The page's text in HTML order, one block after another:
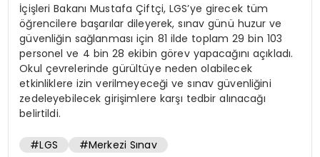
İçişleri Bakanı Mustafa Çiftçi, LGS’ye girecek tüm
öğrencilere başarılar dileyerek, sınav günü huzur ve
güvenliğin sağlanması için 81 ilde toplam 29 bin 103
personel ve 4 bin 28 ekibin görev yapacağını açıkladı.
Okul çevrelerinde gürültüye neden olabilecek
etkinliklere izin verilmeyeceği ve sınav güvenliğini
zedeleyebilecek girişimlere karşı tedbir alınacağı
belirtildi.
#LGS #Merkezi Sınav